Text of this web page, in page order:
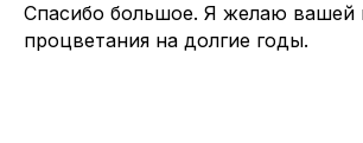
Спасибо большое. Я желаю вашей
процветания на долгие годы.